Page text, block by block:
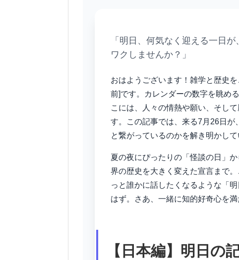
「明日、何気なく迎える一日
ワクしませんか？」
おはようございます！雑学と歴史
前]です。カレンダーの数字を眺め
こには、人々の情熱や願い、そし
す。この記事では、来る7月26日が
と繋がっているのかを解き明かして
夏の夜にぴったりの「怪談の日」
界の歴史を大きく変えた宣言まで
っと誰かに話したくなるような「
はず。さあ、一緒に知的好奇心を
【日本編】明日の